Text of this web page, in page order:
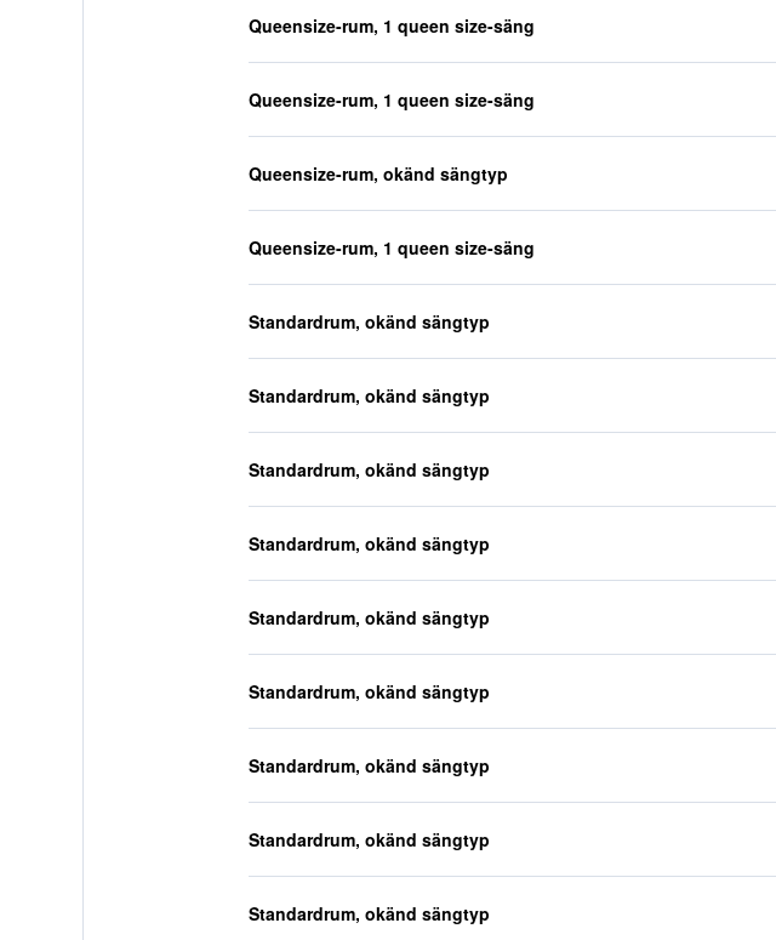
Queensize-rum, 1 queen size-säng
Queensize-rum, 1 queen size-säng
Queensize-rum, okänd sängtyp
Queensize-rum, 1 queen size-säng
Standardrum, okänd sängtyp
Standardrum, okänd sängtyp
Standardrum, okänd sängtyp
Standardrum, okänd sängtyp
Standardrum, okänd sängtyp
Standardrum, okänd sängtyp
Standardrum, okänd sängtyp
Standardrum, okänd sängtyp
Standardrum, okänd sängtyp